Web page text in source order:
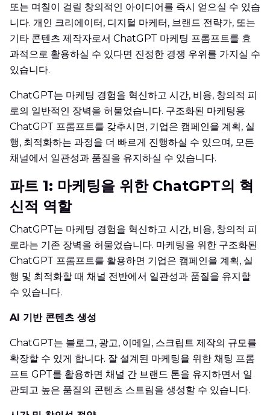
또는 며칠이 걸릴 창의적인 아이디어를 즉시 얻으실 수 있습
니다. 개인 크리에이터, 디지털 마케터, 브랜드 전략가, 또는
기타 콘텐츠 제작자로서 ChatGPT 마케팅 프롬프트를 효
과적으로 활용하실 수 있다면 진정한 경쟁 우위를 가지실 수
있습니다.
ChatGPT는 마케팅 경험을 혁신하고 시간, 비용, 창의적 피
로의 일반적인 장벽을 허물었습니다. 구조화된 마케팅용
ChatGPT 프롬프트를 갖추시면, 기업은 캠페인을 계획, 실
행, 최적화하는 과정을 더 빠르게 진행하실 수 있으며, 모든
채널에서 일관성과 품질을 유지하실 수 있습니다.
파트 1: 마케팅을 위한 ChatGPT의 혁
신적 역할
ChatGPT는 마케팅 경험을 혁신하고 시간, 비용, 창의적 피
로라는 기존 장벽을 허물었습니다. 마케팅을 위한 구조화된
ChatGPT 프롬프트를 활용하면 기업은 캠페인을 계획, 실
행 및 최적화할 때 채널 전반에서 일관성과 품질을 유지할
수 있습니다.
AI 기반 콘텐츠 생성
ChatGPT는 블로그, 광고, 이메일, 스크립트 제작의 규모를
확장할 수 있게 합니다. 잘 설계된 마케팅을 위한 채팅 프롬
프트 GPT를 활용하면 채널 간 브랜드 톤을 유지하면서 일
관되고 높은 품질의 콘텐츠 스트림을 생성할 수 있습니다.